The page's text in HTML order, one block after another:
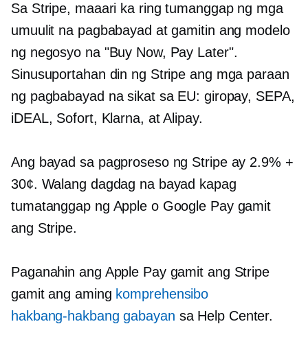
Sa Stripe, maaari ka ring tumanggap ng mga
umuulit na pagbabayad at gamitin ang modelo
ng negosyo na "Buy Now, Pay Later".
Sinusuportahan din ng Stripe ang mga paraan
ng pagbabayad na sikat sa EU: giropay, SEPA,
iDEAL, Sofort, Klarna, at Alipay.
Ang bayad sa pagproseso ng Stripe ay 2.9% +
30¢. Walang dagdag na bayad kapag
tumatanggap ng Apple o Google Pay gamit
ang Stripe.
Paganahin ang Apple Pay gamit ang Stripe
gamit ang aming komprehensibo
hakbang-hakbang gabayan sa Help Center.